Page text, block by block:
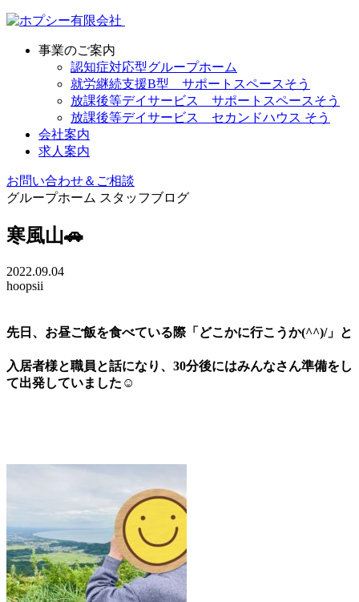
事業のご案内
認知症対応型グループホーム
就労継続支援B型 サポートスペースそう
放課後等デイサービス サポートスペースそう
放課後等デイサービス セカンドハウス そう
会社案内
求人案内
お問い合わせ＆ご相談
グループホーム スタッフブログ
寒風山🚗
2022.09.04
hoopsii
先日、お昼ご飯を食べている際「どこかに行こうか(^^)/」と
入居者様と職員と話になり、30分後にはみんなさん準備をし
て出発していました☺